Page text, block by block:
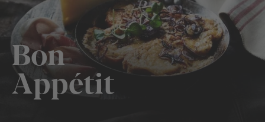
Bon
Appétit